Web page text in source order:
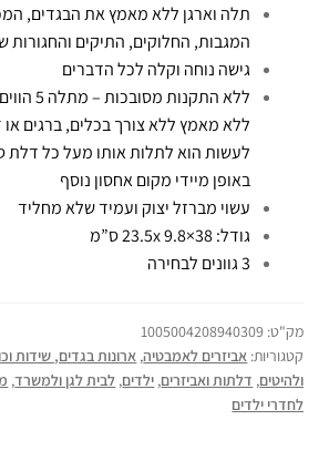
תלה וארגן ללא מאמץ את הבגדים,
המגבות, החלוקים, התיקים
גישה נוחה וקלה לכל הדברים
ללא
ללא מאמץ ללא צורך בכלים, ברגים
לעשות הוא לתלות אותו מעל כל דלת
באופן מיידי מקום אחסון נוסף
עשוי מברזל יצוק ועמיד שלא מחליד
גודל: 38×23.5x 9.8 ס”מ
3 גוונים לבחירה
מק"ט: 1005004208940309
קטגוריות: אביזרים לאמבטיה, ארונות בגדים, שידות
ולהיטים, דלתות ואביזרים, ילדים, לבית לגן ולמשרד,
לחדרי ילדים